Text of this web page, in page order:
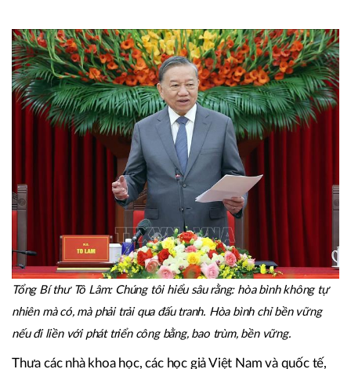
trọng giới thiệu toàn văn phát biểu của Tổng Bí thư Tô
Lâm với các đại biểu tham dự Hội thảo quốc tế Việt Nam
học lần thứ 7.